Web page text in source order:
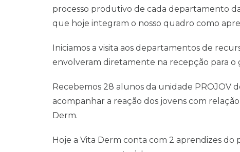
processo produtivo de cada departamento
que hoje integram o nosso quadro como
Iniciamos a visita aos departamentos de
envolveram diretamente na recepção para o
Recebemos 28 alunos da unidade PROJOV
acompanhar a reação dos jovens com
Derm.
Hoje a Vita Derm conta com 2 aprendizes